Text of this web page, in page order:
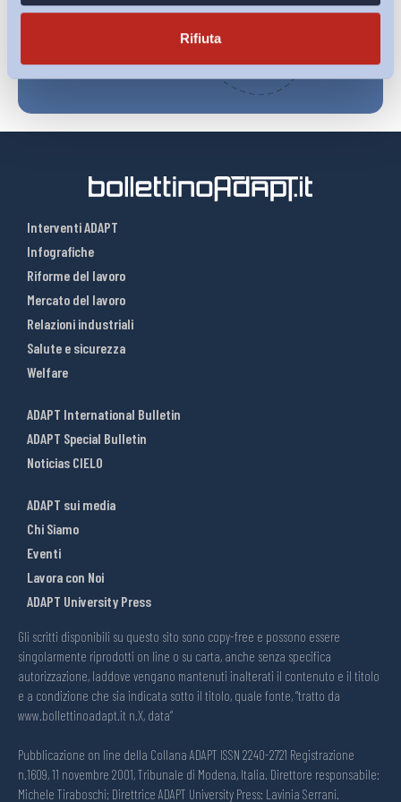
Rifiuta
Iscriviti
Interventi ADAPT
Infografiche
Riforme del lavoro
Mercato del lavoro
Relazioni industriali
Salute e sicurezza
Welfare
ADAPT International Bulletin
ADAPT Special Bulletin
Noticias CIELO
ADAPT sui media
Chi Siamo
Eventi
Lavora con Noi
ADAPT University Press
Gli scritti disponibili su questo sito sono copy-free e possono essere
singolarmente riprodotti on line o su carta, anche senza specifica
autorizzazione, laddove vengano mantenuti inalterati il contenuto e il titolo
e a condizione che sia indicata sotto il titolo, quale fonte, “tratto da
www.bollettinoadapt.it n.X, data“
Pubblicazione on line della Collana ADAPT ISSN 2240-2721 Registrazione
n.1609, 11 novembre 2001, Tribunale di Modena, Italia. Direttore responsabile:
Michele Tiraboschi; Direttrice ADAPT University Press: Lavinia Serrani.